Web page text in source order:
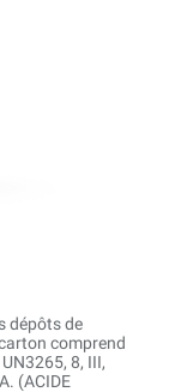
dépôts de
comprend
8, III,
(ACIDE